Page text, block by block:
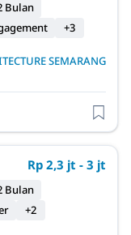
Bulan
+3
SEMARANG
Rp 2,3 jt - 3 jt
Bulan
+2